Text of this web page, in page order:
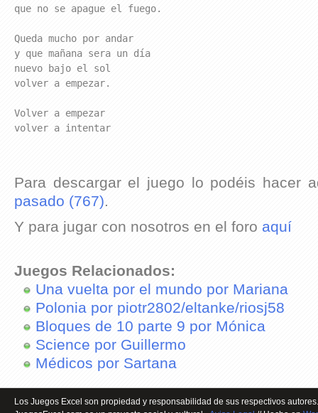
que no se apague el fuego.
Queda mucho por andar
y que mañana sera un día
nuevo bajo el sol
volver a empezar.
Volver a empezar
volver a intentar
Para descargar el juego lo podéis hacer
pasado (767).
Y para jugar con nosotros en el foro aquí
Juegos Relacionados:
Una vuelta por el mundo por Mariana
Polonia por piotr2802/eltanke/riosj58
Bloques de 10 parte 9 por Mónica
Science por Guillermo
Médicos por Sartana
Los Juegos Excel son propiedad y responsabilidad de sus respectivos